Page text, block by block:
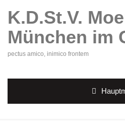
K.D.St.V.
München im
pectus amico, inimico frontem